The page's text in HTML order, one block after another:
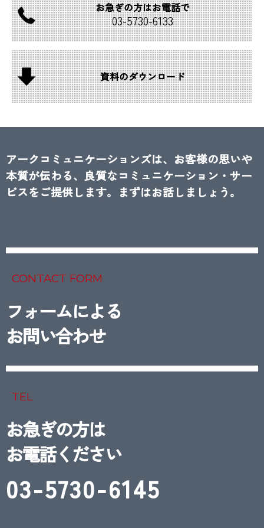
お急ぎの方はお電話で
03-5730-6133
資料のダウンロード
アークコミュニケーションズは、お客様の思いや
本質が伝わる、良質なコミュニケーション・サー
ビスをご提供します。まずはお話しましょう。
CONTACT FORM
フォームによる
お問い合わせ
TEL
お急ぎの方は
お電話ください
03-5730-6145